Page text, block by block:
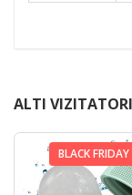
ALTI
BLACK